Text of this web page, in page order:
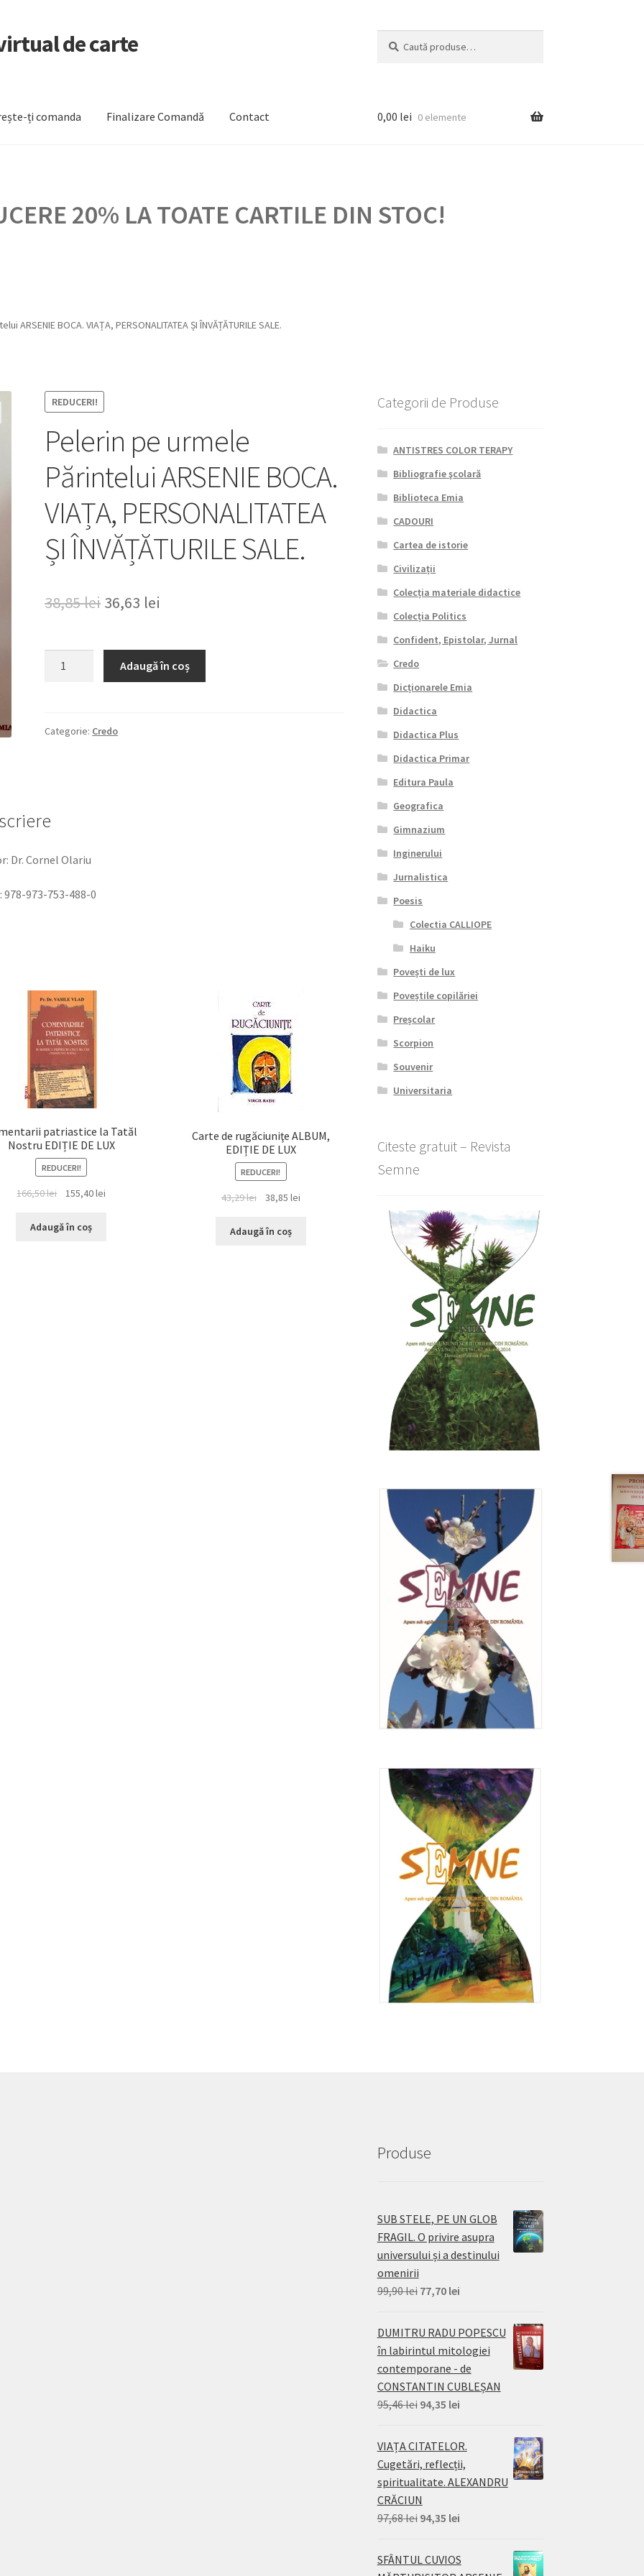
de carte
după:
ți comanda Finalizare Comandă Contact 0,00 lei 0 elemente
20% LA TOATE CARTILE DIN STOC!
ARSENIE BOCA. VIAȚA, PERSONALITATEA ȘI ÎNVĂȚĂTURILE SALE.
REDUCERI!
Pelerin pe urmele
Părintelui ARSENIE BOCA.
VIAȚA, PERSONALITATEA
ȘI ÎNVĂȚĂTURILE SALE.
38,85lei Prețul
a
fost:
36,63 lei
este:
36,63 lei.
Părintelui
ȘI
SALE.
Adaugă în coș
Categorie: Credo
Dr. Cornel Olariu
978-973-753-488-0
patriastice la Tatăl
Nostru EDIȚIE DE LUX
REDUCERI!
166,50lei
Prețul
a
155,40lei
Adaugă în coș
Carte de rugăciuniţe ALBUM,
EDIȚIE DE LUX
REDUCERI!
43,29lei
Prețul
a
38,85 leiPrețul
Adaugă în coș
Categorii de Produse
ANTISTRES COLOR TERAPY
Bibliografie şcolară
Biblioteca Emia
CADOURI
Cartea de istorie
Civilizații
Colecția materiale didactice
Colecția Politics
Confident, Epistolar, Jurnal
Credo
Dicționarele Emia
Didactica
Didactica Plus
Didactica Primar
Editura Paula
Geografica
Gimnazium
Inginerului
Jurnalistica
Poesis
Colectia CALLIOPE
Haiku
Povești de lux
Poveștile copilăriei
Preșcolar
Scorpion
Souvenir
Universitaria
Citeste gratuit – Revista
Semne
Produse
SUB STELE, PE UN GLOB
FRAGIL. O privire asupra
universului și a destinului
omenirii
99,90lei Prețul
a
fost:
77,70 leiPrețul
este:
77,70 lei.
DUMITRU RADU POPESCU
în labirintul mitologiei
contemporane - de
CONSTANTIN CUBLEȘAN
95,46lei Prețul
a
fost:
95,46 lei.
94,35 leiPrețul
este:
94,35 lei.
VIAȚA CITATELOR.
Cugetări, reflecții,
spiritualitate. ALEXANDRU
CRĂCIUN
97,68lei Prețul
a
fost:
94,35 leiPrețul
este:
94,35 lei.
SFÂNTUL CUVIOS